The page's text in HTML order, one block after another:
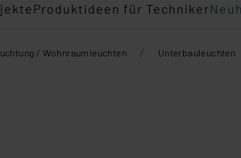
Produktideen für Techniker
/ Wohnraumleuchten / Unterbauleuchten